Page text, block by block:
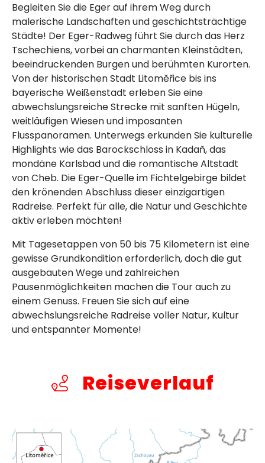
Begleiten Sie die Eger auf ihrem Weg durch
malerische Landschaften und geschichtsträchtige
Städte! Der Eger-Radweg führt Sie durch das Herz
Tschechiens, vorbei an charmanten Kleinstädten,
beeindruckenden Burgen und berühmten Kurorten.
Von der historischen Stadt Litoměřice bis ins
bayerische Weißenstadt erleben Sie eine
abwechslungsreiche Strecke mit sanften Hügeln,
weitläufigen Wiesen und imposanten
Flusspanoramen. Unterwegs erkunden Sie kulturelle
Highlights wie das Barockschloss in Kadaň, das
mondäne Karlsbad und die romantische Altstadt
von Cheb. Die Eger-Quelle im Fichtelgebirge bildet
den krönenden Abschluss dieser einzigartigen
Radreise. Perfekt für alle, die Natur und Geschichte
aktiv erleben möchten!
Mit Tagesetappen von 50 bis 75 Kilometern ist eine
gewisse Grundkondition erforderlich, doch die gut
ausgebauten Wege und zahlreichen
Pausenmöglichkeiten machen die Tour auch zu
einem Genuss. Freuen Sie sich auf eine
abwechslungsreiche Radreise voller Natur, Kultur
und entspannter Momente!
Reiseverlauf